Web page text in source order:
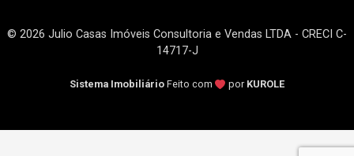
© 2026 Julio Casas Imóveis Consultoria e Vendas LTDA - CRECI C-
14717-J
Sistema Imobiliário Feito com por KUROLE